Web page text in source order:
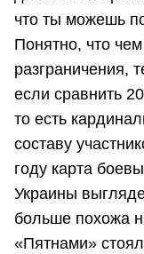
что ты можешь
Понятно, что
разграничения,
если сравнить
то есть
составу
году карта
Украины
больше похожа
«Пятнами»